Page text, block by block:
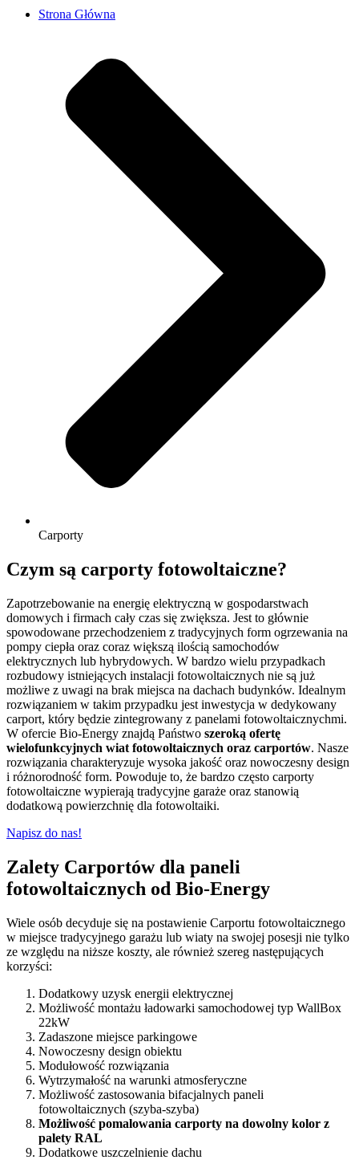
Strona Główna
Carporty
Czym są carporty fotowoltaiczne?
Zapotrzebowanie na energię elektryczną w gospodarstwach
domowych i firmach cały czas się zwiększa. Jest to głównie
spowodowane przechodzeniem z tradycyjnych form ogrzewania na
pompy ciepła oraz coraz większą ilością samochodów
elektrycznych lub hybrydowych. W bardzo wielu przypadkach
rozbudowy istniejących instalacji fotowoltaicznych nie są już
możliwe z uwagi na brak miejsca na dachach budynków. Idealnym
rozwiązaniem w takim przypadku jest inwestycja w dedykowany
carport, który będzie zintegrowany z panelami fotowoltaicznychmi.
W ofercie Bio-Energy znajdą Państwo szeroką ofertę
wielofunkcyjnych wiat fotowoltaicznych oraz carportów. Nasze
rozwiązania charakteryzuje wysoka jakość oraz nowoczesny design
i różnorodność form. Powoduje to, że bardzo często carporty
fotowoltaiczne wypierają tradycyjne garaże oraz stanowią
dodatkową powierzchnię dla fotowoltaiki.
Napisz do nas!
Zalety Carportów dla paneli
fotowoltaicznych od Bio-Energy
Wiele osób decyduje się na postawienie Carportu fotowoltaicznego
w miejsce tradycyjnego garażu lub wiaty na swojej posesji nie tylko
ze względu na niższe koszty, ale również szereg następujących
korzyści:
Dodatkowy uzysk energii elektrycznej
Możliwość montażu ładowarki samochodowej typ WallBox
22kW
Zadaszone miejsce parkingowe
Nowoczesny design obiektu
Modułowość rozwiązania
Wytrzymałość na warunki atmosferyczne
Możliwość zastosowania bifacjalnych paneli
fotowoltaicznych (szyba-szyba)
Możliwość pomalowania carporty na dowolny kolor z
palety RAL
Dodatkowe uszczelnienie dachu